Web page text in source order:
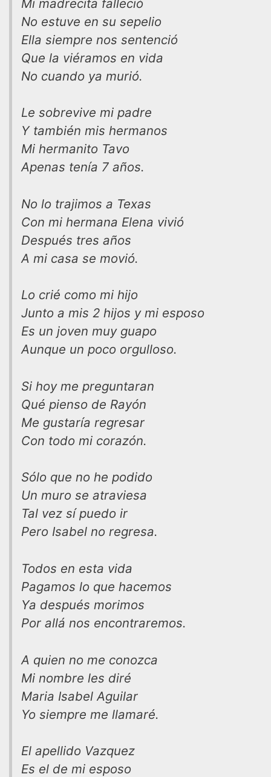
Mi madrecita falleció
No estuve en su sepelio
Ella siempre nos sentenció
Que la viéramos en vida
No cuando ya murió.
Le sobrevive mi padre
Y también mis hermanos
Mi hermanito Tavo
Apenas tenía 7 años.
No lo trajimos a Texas
Con mi hermana Elena vivió
Después tres años
A mi casa se movió.
Lo crié como mi hijo
Junto a mis 2 hijos y mi esposo
Es un joven muy guapo
Aunque un poco orgulloso.
Si hoy me preguntaran
Qué pienso de Rayón
Me gustaría regresar
Con todo mi corazón.
Sólo que no he podido
Un muro se atraviesa
Tal vez sí puedo ir
Pero Isabel no regresa.
Todos en esta vida
Pagamos lo que hacemos
Ya después morimos
Por allá nos encontraremos.
A quien no me conozca
Mi nombre les diré
Maria Isabel Aguilar
Yo siempre me llamaré.
El apellido Vazquez
Es el de mi esposo